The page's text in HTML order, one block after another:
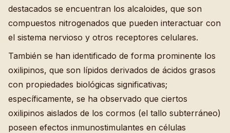
destacados se encuentran los alcaloides, que son
compuestos nitrogenados que pueden interactuar con
el sistema nervioso y otros receptores celulares.
También se han identificado de forma prominente los
oxilipinos, que son lípidos derivados de ácidos grasos
con propiedades biológicas significativas;
específicamente, se ha observado que ciertos
oxilipinos aislados de los cormos (el tallo subterráneo)
poseen efectos inmunostimulantes en células